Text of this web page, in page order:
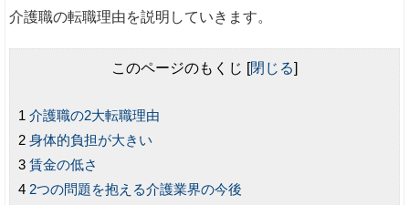
介護職の転職理由を説明していきます。
このページのもくじ [閉じる]
介護職の2大転職理由
身体的負担が大きい
賃金の低さ
2つの問題を抱える介護業界の今後